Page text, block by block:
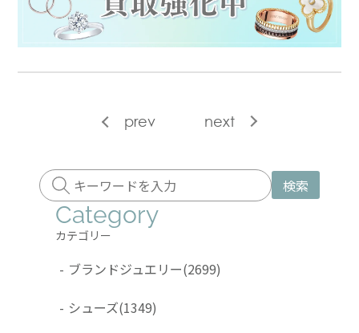
prev next
検索
Category
カテゴリー
- ブランドジュエリー(2699)
- シューズ(1349)